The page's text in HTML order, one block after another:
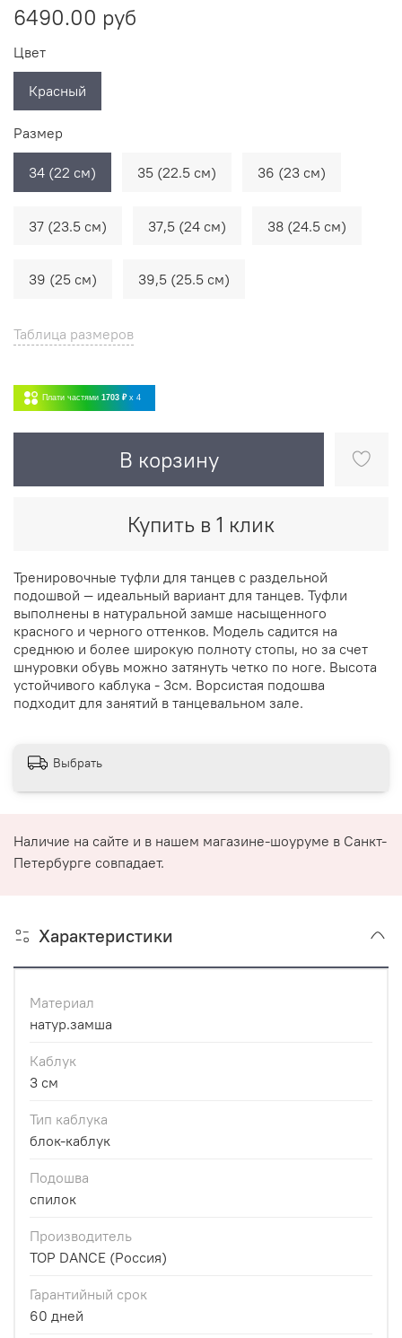
6490.00 руб
Таблица размеров
Плати частями 1703 ₽ x 4
В корзину
Купить в 1 клик
Цвет
Красный
Размер
34 (22 см) 35 (22.5 см) 36 (23 см)
37 (23.5 см) 37,5 (24 см) 38 (24.5 см)
39 (25 см) 39,5 (25.5 см)
Тренировочные туфли для танцев с раздельной
подошвой — идеальный вариант для танцев. Туфли
выполнены в натуральной замше насыщенного
красного и черного оттенков. Модель садится на
среднюю и более широкую полноту стопы, но за счет
шнуровки обувь можно затянуть четко по ноге. Высота
устойчивого каблука - 3см. Ворсистая подошва
подходит для занятий в танцевальном зале.
Выбрать
Наличие на сайте и в нашем магазине-шоуруме в Санкт-
Петербурге совпадает.
Характеристики
Материал
натур.замша
Каблук
3 см
Тип каблука
блок-каблук
Подошва
спилок
Производитель
TOP DANCE (Россия)
Гарантийный срок
60 дней